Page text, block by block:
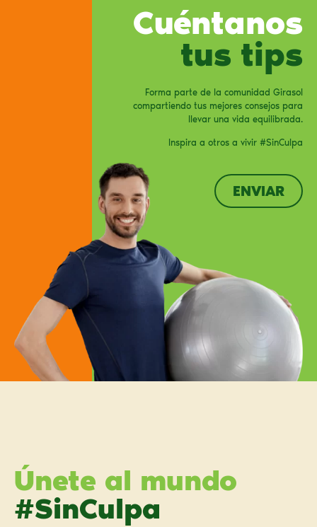
Cuéntanos
tus tips
Forma parte de la comunidad Girasol
compartiendo tus mejores consejos para
llevar una vida equilibrada.
Inspira a otros a vivir #SinCulpa
ENVIAR
Únete al mundo
#SinCulpa